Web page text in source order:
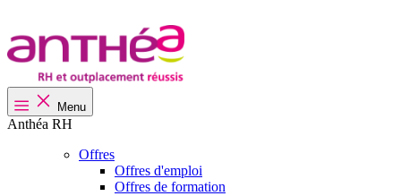
Menu
Anthéa RH
Offres
Offres d'emploi
Offres de formation